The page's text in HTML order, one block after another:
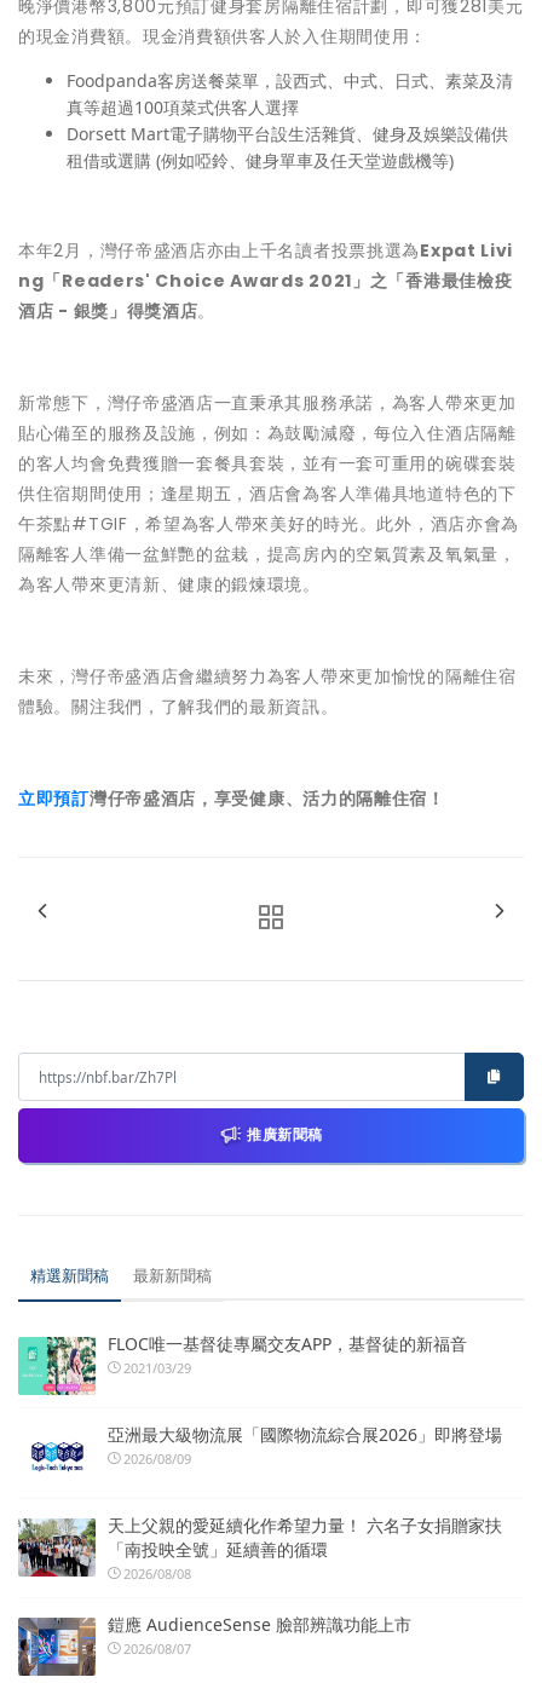
晚淨價港幣3,800元預訂健身套房隔離住宿計劃，即可獲281美元
的現金消費額。現金消費額供客人於入住期間使用：
Foodpanda客房送餐菜單，設西式、中式、日式、素菜及清
真等超過100項菜式供客人選擇
Dorsett Mart電子購物平台設生活雜貨、健身及娛樂設備供
租借或選購 (例如啞鈴、健身單車及任天堂遊戲機等)
本年2月，灣仔帝盛酒店亦由上千名讀者投票挑選為Expat Livi
ng「Readers' Choice Awards 2021」之「香港最佳檢疫
酒店 - 銀獎」得獎酒店。
新常態下，灣仔帝盛酒店一直秉承其服務承諾，為客人帶來更加
貼心備至的服務及設施，例如：為鼓勵減廢，每位入住酒店隔離
的客人均會免費獲贈一套餐具套裝，並有一套可重用的碗碟套裝
供住宿期間使用；逢星期五，酒店會為客人準備具地道特色的下
午茶點#TGIF，希望為客人帶來美好的時光。此外，酒店亦會為
隔離客人準備一盆鮮艷的盆栽，提高房內的空氣質素及氧氣量，
為客人帶來更清新、健康的鍛煉環境。
未來，灣仔帝盛酒店會繼續努力為客人帶來更加愉悅的隔離住宿
體驗。關注我們，了解我們的最新資訊。
立即預訂灣仔帝盛酒店，享受健康、活力的隔離住宿！
推廣新聞稿
精選新聞稿 最新新聞稿
FLOC唯一基督徒專屬交友APP，基督徒的新福音
2021/03/29
亞洲最大級物流展「國際物流綜合展2026」即將登場
2026/08/09
天上父親的愛延續化作希望力量！ 六名子女捐贈家扶
「南投映全號」延續善的循環
2026/08/08
鎧應 AudienceSense 臉部辨識功能上市
2026/08/07